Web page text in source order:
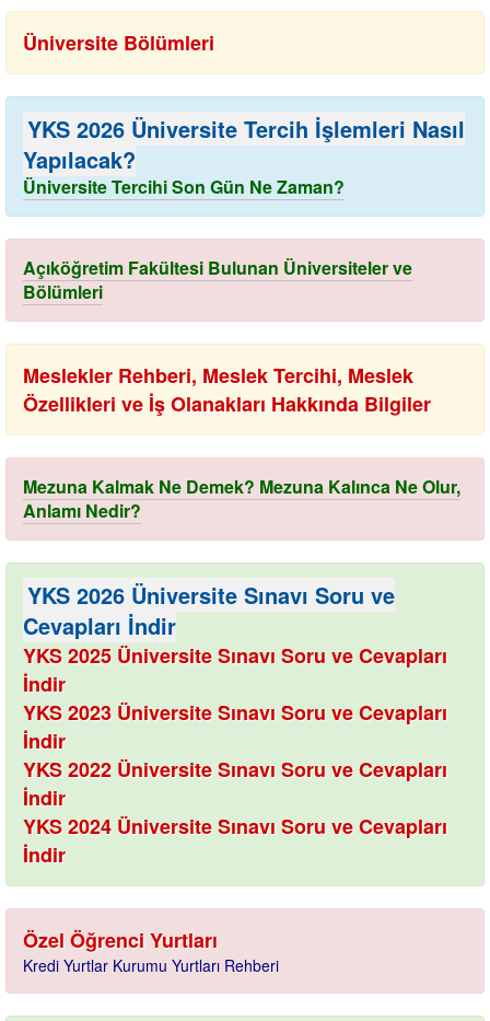
Üniversite Bölümleri
YKS 2026 Üniversite Tercih İşlemleri Nasıl
Yapılacak?
Üniversite Tercihi Son Gün Ne Zaman?
Açıköğretim Fakültesi Bulunan Üniversiteler ve
Bölümleri
Meslekler Rehberi, Meslek Tercihi, Meslek
Özellikleri ve İş Olanakları Hakkında Bilgiler
Mezuna Kalmak Ne Demek? Mezuna Kalınca Ne Olur,
Anlamı Nedir?
YKS 2026 Üniversite Sınavı Soru ve
Cevapları İndir
YKS 2025 Üniversite Sınavı Soru ve Cevapları
İndir
YKS 2023 Üniversite Sınavı Soru ve Cevapları
İndir
YKS 2022 Üniversite Sınavı Soru ve Cevapları
İndir
YKS 2024 Üniversite Sınavı Soru ve Cevapları
İndir
Özel Öğrenci Yurtları
Kredi Yurtlar Kurumu Yurtları Rehberi